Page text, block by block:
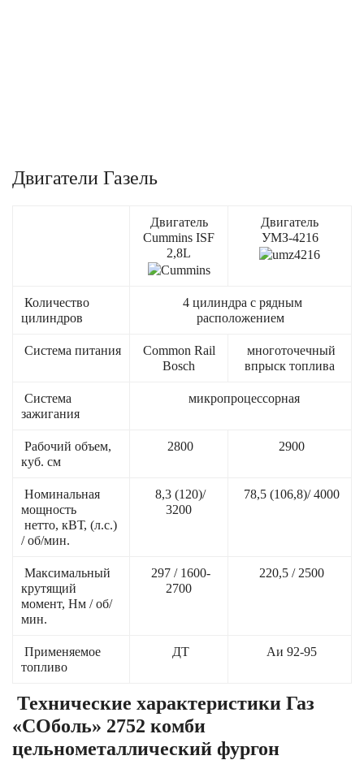
Двигатели Газель
Двигатель
Cummins ISF
2,8L
Двигатель
УМЗ-4216
Количество
цилиндров
4 цилиндра с рядным
расположением
Система питания
Common Rail
Bosch
многоточечный
впрыск топлива
Система
зажигания
микропроцессорная
Рабочий объем,
куб. см
2800 2900
Номинальная
мощность
нетто, кВТ, (л.с.)
/ об/мин.
8,3 (120)/
3200
78,5 (106,8)/ 4000
Максимальный
крутящий
момент, Нм / об/
мин.
297 / 1600-
2700
220,5 / 2500
Применяемое
топливо
ДТ Аи 92-95
Технические характеристики Газ
«СОболь» 2752 комби
цельнометаллический фургон